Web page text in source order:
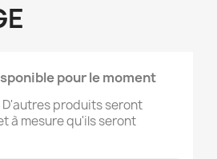
pour le moment
D'autres produits seront
à mesure qu'ils seront